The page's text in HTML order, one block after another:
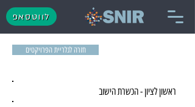
לווטסאפ
חזרה לגלריית הפרויקטים
ראשון לציון - הכשרת הישוב